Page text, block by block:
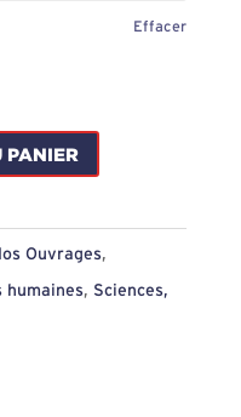
Effacer
PANIER
Ouvrages,
humaines, Sciences,